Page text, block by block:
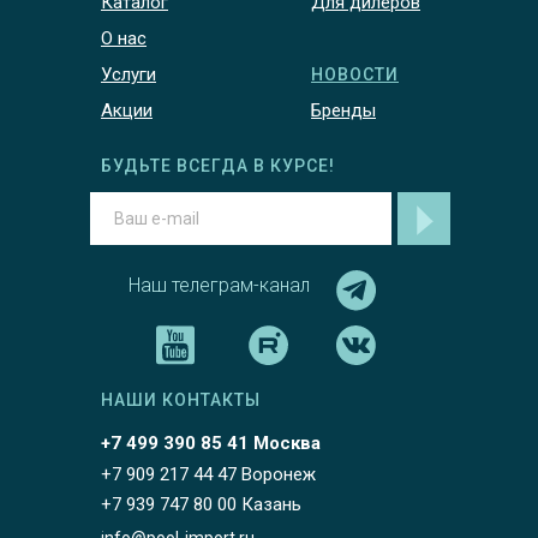
О нас
Услуги
Акции
НОВОСТИ
Бренды
Наш телеграм-канал
БУДЬТЕ ВСЕГДА В КУРСЕ!
+7 499 390 85 41 Москва
НАШИ КОНТАКТЫ
+7 909 217 44 47 Воронеж
+7 939 747 80 00 Казань